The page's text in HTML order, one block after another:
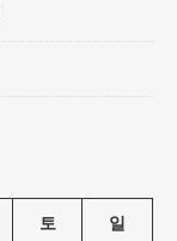
토 일